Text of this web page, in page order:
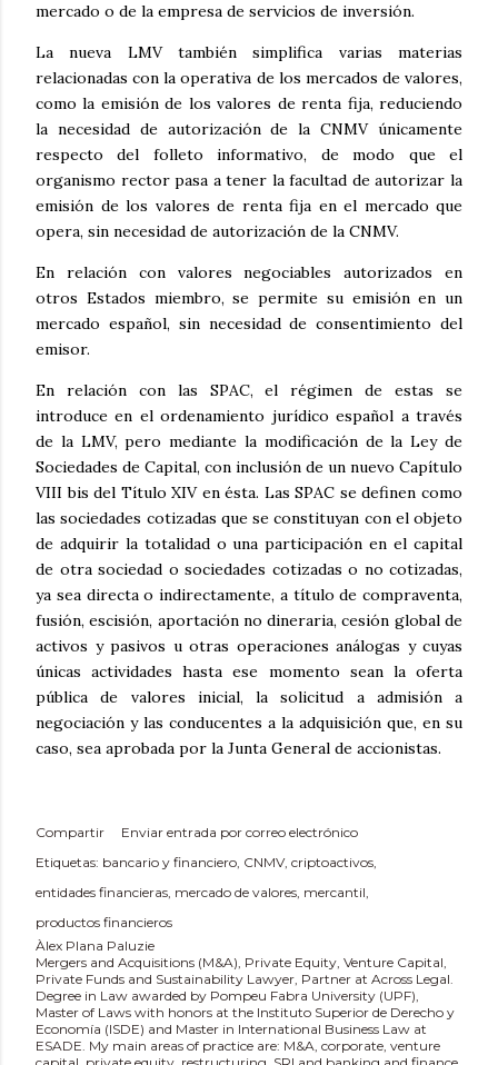
mercado o de la empresa de servicios de inversión.
La nueva LMV también simplifica varias materias
relacionadas con la operativa de los mercados de valores,
como la emisión de los valores de renta fija, reduciendo
la necesidad de autorización de la CNMV únicamente
respecto del folleto informativo, de modo que el
organismo rector pasa a tener la facultad de autorizar la
emisión de los valores de renta fija en el mercado que
opera, sin necesidad de autorización de la CNMV.
En relación con valores negociables autorizados en
otros Estados miembro, se permite su emisión en un
mercado español, sin necesidad de consentimiento del
emisor.
En relación con las SPAC, el régimen de estas se
introduce en el ordenamiento jurídico español a través
de la LMV, pero mediante la modificación de la Ley de
Sociedades de Capital, con inclusión de un nuevo Capítulo
VIII bis del Título XIV en ésta. Las SPAC se definen como
las sociedades cotizadas que se constituyan con el objeto
de adquirir la totalidad o una participación en el capital
de otra sociedad o sociedades cotizadas o no cotizadas,
ya sea directa o indirectamente, a título de compraventa,
fusión, escisión, aportación no dineraria, cesión global de
activos y pasivos u otras operaciones análogas y cuyas
únicas actividades hasta ese momento sean la oferta
pública de valores inicial, la solicitud a admisión a
negociación y las conducentes a la adquisición que, en su
caso, sea aprobada por la Junta General de accionistas.
Compartir
Enviar entrada por correo electrónico
Etiquetas: bancario y financiero CNMV criptoactivos
entidades financieras mercado de valores mercantil
productos financieros
Àlex Plana Paluzie
Mergers and Acquisitions (M&A), Private Equity, Venture Capital,
Private Funds and Sustainability Lawyer, Partner at Across Legal.
Degree in Law awarded by Pompeu Fabra University (UPF),
Master of Laws with honors at the Instituto Superior de Derecho y
Economía (ISDE) and Master in International Business Law at
ESADE. My main areas of practice are: M&A, corporate, venture